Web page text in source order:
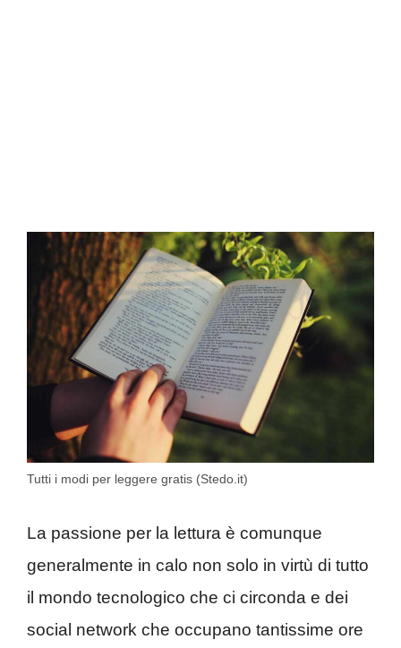
Tutti i modi per leggere gratis (Stedo.it)
La passione per la lettura è comunque
generalmente in calo non solo in virtù di tutto
il mondo tecnologico che ci circonda e dei
social network che occupano tantissime ore